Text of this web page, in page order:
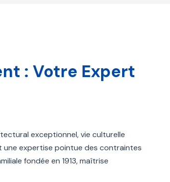
: Votre Expert
exceptionnel, vie culturelle
une expertise pointue des contraintes
fondée en 1913, maîtrise